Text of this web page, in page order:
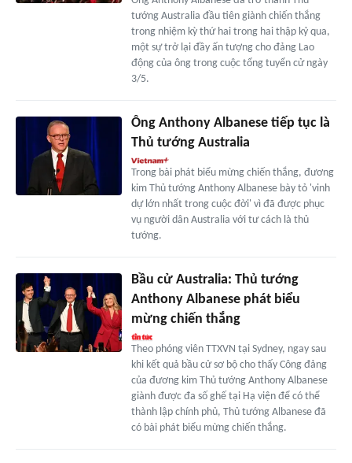
tướng Australia đầu tiên giành chiến thắng
trong nhiệm kỳ thứ hai trong hai thập kỷ qua,
một sự trở lại đầy ấn tượng cho đảng Lao
động của ông trong cuộc tổng tuyển cử ngày
3/5.
Ông Anthony Albanese tiếp tục là
Thủ tướng Australia
Trong bài phát biểu mừng chiến thắng, đương
kim Thủ tướng Anthony Albanese bày tỏ 'vinh
dự lớn nhất trong cuộc đời' vì đã được phục
vụ người dân Australia với tư cách là thủ
tướng.
Bầu cử Australia: Thủ tướng
Anthony Albanese phát biểu
mừng chiến thắng
Theo phóng viên TTXVN tại Sydney, ngay sau
khi kết quả bầu cử sơ bộ cho thấy Công đảng
của đương kim Thủ tướng Anthony Albanese
giành được đa số ghế tại Hạ viện để có thể
thành lập chính phủ, Thủ tướng Albanese đã
có bài phát biểu mừng chiến thắng.